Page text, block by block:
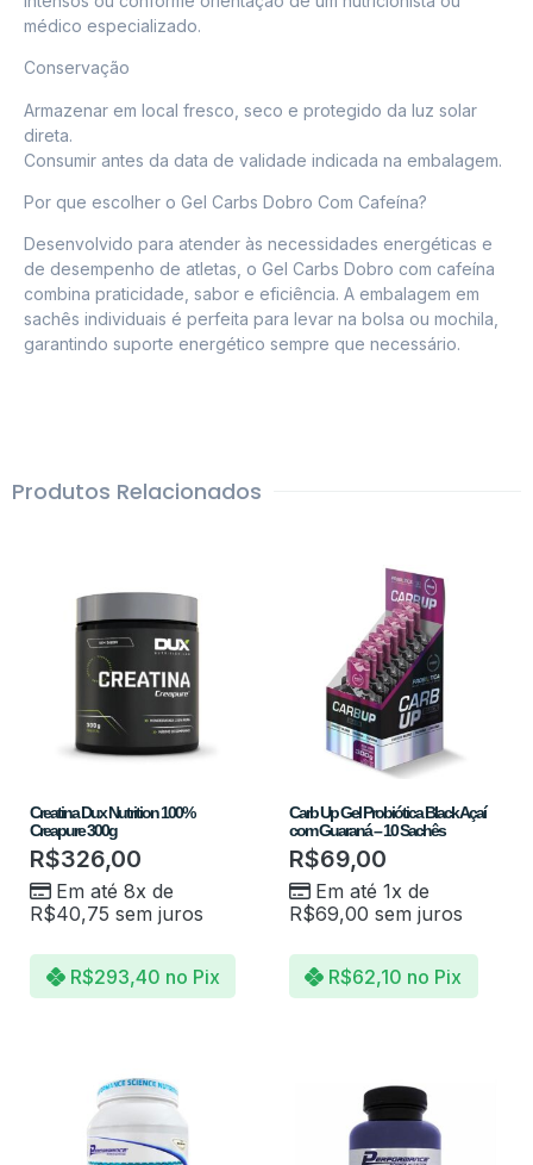
médico especializado.
Conservação
Armazenar em local fresco, seco e protegido da luz solar
direta.
Consumir antes da data de validade indicada na embalagem.
Por que escolher o Gel Carbs Dobro Com Cafeína?
Desenvolvido para atender às necessidades energéticas e
de desempenho de atletas, o Gel Carbs Dobro com cafeína
combina praticidade, sabor e eficiência. A embalagem em
sachês individuais é perfeita para levar na bolsa ou mochila,
garantindo suporte energético sempre que necessário.
Produtos Relacionados
Creatina Dux Nutrition 100%
Creapure 300g
R$326,00
Em até 8x de
R$40,75 sem juros
R$293,40 no Pix
Carb Up Gel Probiótica Black Açaí
com Guaraná – 10 Sachês
R$69,00
Em até 1x de
R$69,00 sem juros
R$62,10 no Pix